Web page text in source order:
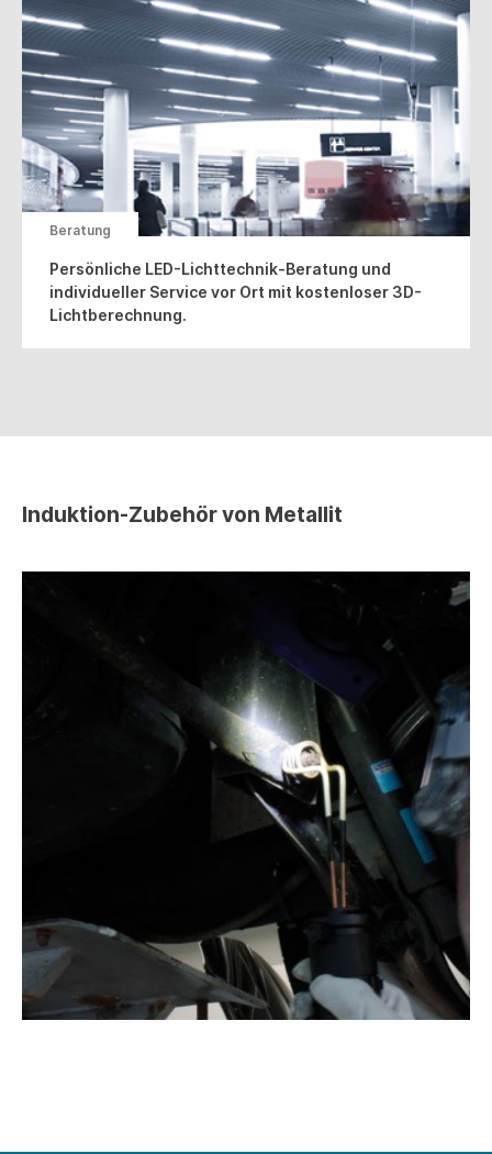
Beratung
Persönliche LED-Lichttechnik-Beratung und
individueller Service vor Ort mit kostenloser 3D-
Lichtberechnung.
Induktion-Zubehör von Metallit